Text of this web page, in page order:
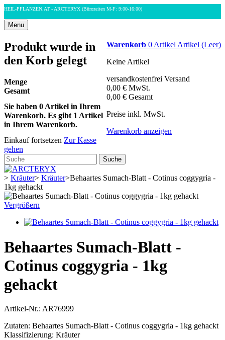
HEIL-PFLANZEN.AT - ARCTERYX (Bürozeiten M-F: 9:00-16:00)
Menu
Warenkorb 0 Artikel Artikel (Leer)
Keine Artikel
versandkostenfrei Versand
0,00 € MwSt.
0,00 € Gesamt
Preise inkl. MwSt.
Warenkorb anzeigen
Produkt wurde in
den Korb gelegt
Menge
Gesamt
Sie haben 0 Artikel in Ihrem
Warenkorb. Es gibt 1 Artikel
in Ihrem Warenkorb.
Einkauf fortsetzen Zur Kasse
gehen
Suche
> Kräuter> Kräuter>Behaartes Sumach-Blatt - Cotinus coggygria -
1kg gehackt
Vergrößern
Behaartes Sumach-Blatt -
Cotinus coggygria - 1kg
gehackt
Artikel-Nr.: AR76999
Zutaten: Behaartes Sumach-Blatt - Cotinus coggygria - 1kg gehackt
Klassifizierung: Kräuter